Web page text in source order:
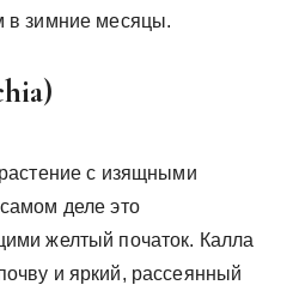
в зимние месяцы.
с изящными
деле это
желтый початок. Калла
и яркий, рассеянный